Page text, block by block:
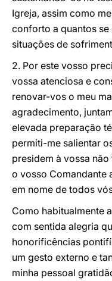
Igreja, assim como
conforto a quantos
situações de
2. Por este vosso
vossa atenciosa e
renovar-vos o meu
agradecimento,
elevada preparação
permiti-me salientar
presidem à vossa
o vosso Comandante
em nome de todos
Como habitualmente
com sentida alegria
honorificências
um gesto externo e
minha pessoal